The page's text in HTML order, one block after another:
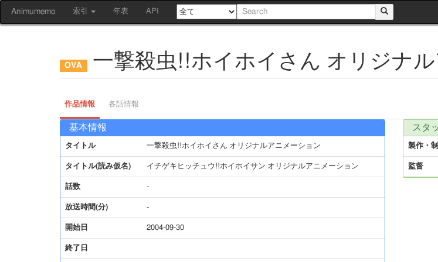
Animumemo 索引 年表 API
一撃殺虫!!ホイホイさん オリジナ
作品情報 各話情報
基本情報
タイトル 一撃殺虫!!ホイホイさん オリジナルアニメーション
タイトル(読み仮名) イチゲキヒッチュウ!!ホイホイサン オリジナルアニメーション
話数 -
放送時間(分) -
開始日 2004-09-30
終了日
スタ
製作・
監督